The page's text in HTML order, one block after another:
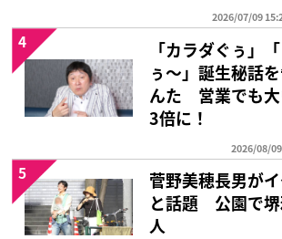
2026/07/09
「カラダぐぅ」
ぅ〜」誕生秘話
んた 営業でも大
3倍に！
2026/08/
4
菅野美穂長男が
と話題 公園で堺
人
5